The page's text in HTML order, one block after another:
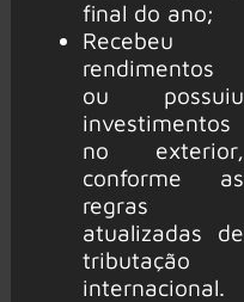
final do ano;
Recebeu
rendimentos
ou possuiu
investimentos
no exterior,
conforme as
regras
atualizadas de
tributação
internacional.